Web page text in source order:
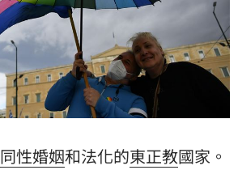
同性婚姻和法化的東正教國家。